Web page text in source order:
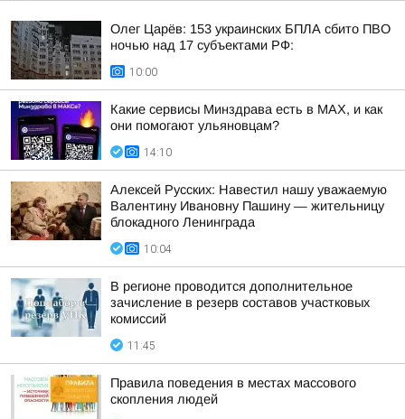
Олег Царёв: 153 украинских БПЛА сбито ПВО
ночью над 17 субъектами РФ:
10:00
Какие сервисы Минздрава есть в МАХ, и как
они помогают ульяновцам?
14:10
Алексей Русских: Навестил нашу уважаемую
Валентину Ивановну Пашину — жительницу
блокадного Ленинграда
10:04
В регионе проводится дополнительное
зачисление в резерв составов участковых
комиссий
11:45
Правила поведения в местах массового
скопления людей